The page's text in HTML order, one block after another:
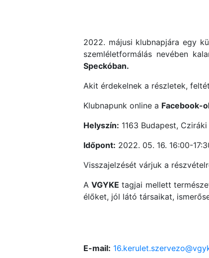
2022. májusi klubnapjára egy
szemléletformálás nevében
Speckóban.
Akit érdekelnek a részletek,
Klubnapunk online a Facebook-
Helyszín: 1163 Budapest,
Időpont: 2022. 05. 16. 16:00-
Visszajelzését várjuk a
AVGYKE tagjai mellett
élőket, jól látó társaikat,
E-mail: